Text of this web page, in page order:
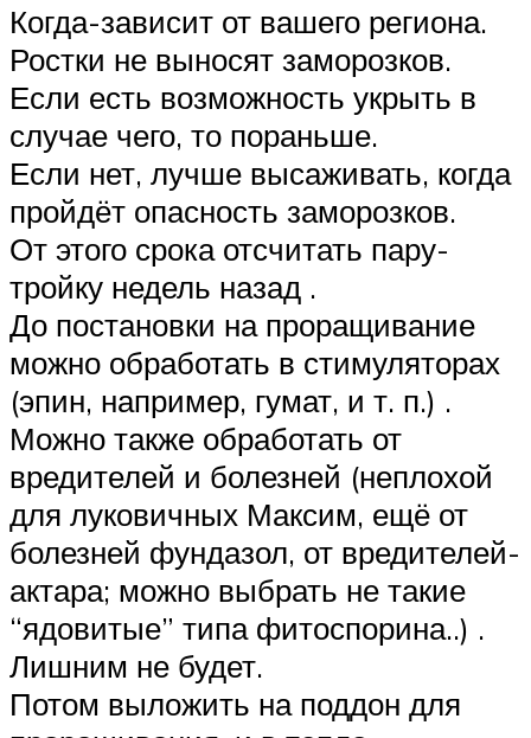
Когда-зависит от вашего региона.
Ростки не выносят заморозков.
Если есть возможность укрыть в
случае чего, то пораньше.
Если нет, лучше высаживать, когда
пройдёт опасность заморозков.
От этого срока отсчитать пару-
тройку недель назад .
До постановки на проращивание
можно обработать в стимуляторах
(эпин, например, гумат, и т. п.) .
Можно также обработать от
вредителей и болезней (неплохой
для луковичных Максим, ещё от
болезней фундазол, от вредителей-
актара; можно выбрать не такие
“ядовитые” типа фитоспорина..) .
Лишним не будет.
Потом выложить на поддон для